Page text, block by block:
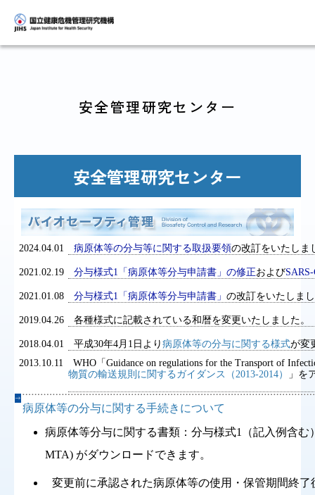
トップに戻る
JIHSについて 診療
研究関係
国
広報関係
感染
サーベ
日本語
安全管理研究センター
安全管理研究センター
2024.04.01 病原体等の分与等に関する取扱要領の改訂をいたしま
2021.02.19 分与様式1「病原体等分与申請書」の修正および
2021.01.08 分与様式1「病原体等分与申請書」 の改訂をいたしま
2019.04.26 各種様式に記載されている和暦を変更いたしました。
2018.04.01 平成30年4月1日より 病原体等の分与に関する様式が変
2013.10.11 WHO「Guidance on regulations for the Transport of
物質の輸送規則に関するガイダンス（2013-2014）
」を
病原体等の分与に関する手続きについて
病原体等分与に関する書類：分与様式1（記入例含む
MTA) がダウンロードできます。
変更前に承認された病原体等の使用・保管期間終